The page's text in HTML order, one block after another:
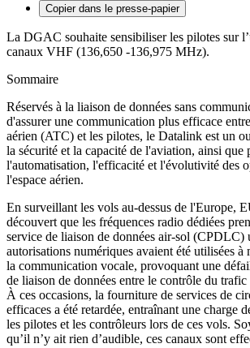
Copier dans le presse-papier
La DGAC souhaite sensibiliser les pilotes sur
canaux VHF (136,650 -136,975 MHz).
Sommaire
Réservés à la liaison de données sans
d'assurer une communication plus efficace
aérien (ATC) et les pilotes, le Datalink est un
la sécurité et la capacité de l'aviation, ainsi que
l'automatisation, l'efficacité et l'évolutivité des
l'espace aérien.
En surveillant les vols au-dessus de l'Europe,
découvert que les fréquences radio dédiées
service de liaison de données air-sol (CPDLC)
autorisations numériques avaient été utilisées à
la communication vocale, provoquant une
de liaison de données entre le contrôle du trafic
À ces occasions, la fourniture de services de
efficaces a été retardée, entraînant une charge
les pilotes et les contrôleurs lors de ces vols.
qu’il n’y ait rien d’audible, ces canaux sont